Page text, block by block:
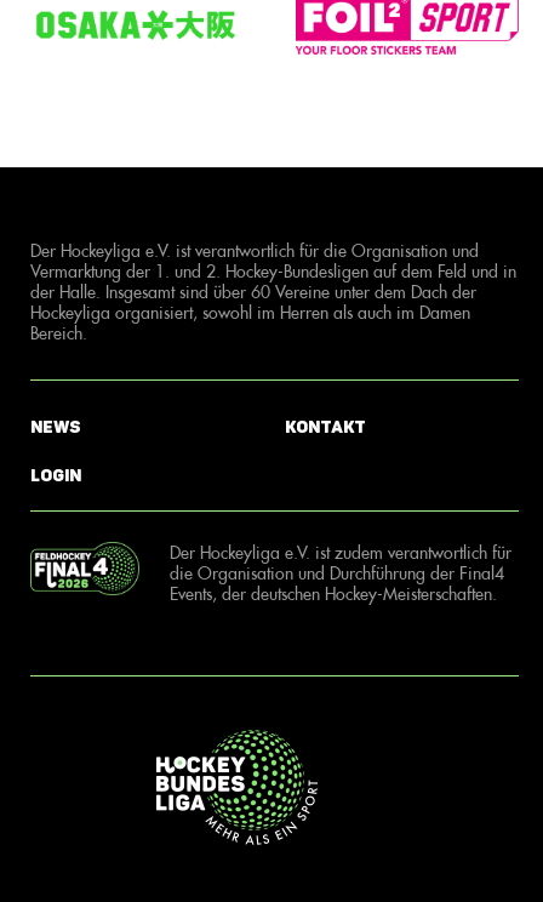
Der Hockeyliga e.V. ist verantwortlich für die Organisation und
Vermarktung der 1. und 2. Hockey-Bundesligen auf dem Feld und in
der Halle. Insgesamt sind über 60 Vereine unter dem Dach der
Hockeyliga organisiert, sowohl im Herren als auch im Damen
Bereich.
News
Login
Kontakt
Der Hockeyliga e.V. ist zudem verantwortlich für
die Organisation und Durchführung der Final4
Events, der deutschen Hockey-Meisterschaften.